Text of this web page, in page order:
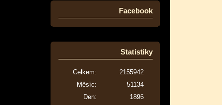
Facebook
Statistiky
Celkem:
2155942
Měsíc:
51134
Den:
1896